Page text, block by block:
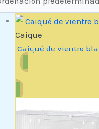
Caique
Caiqué de vientre